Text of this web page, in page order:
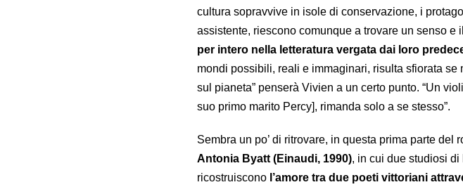
cultura sopravvive in isole di conservazione, i
assistente, riescono comunque a trovare un senso e
per intero nella letteratura vergata dai loro
mondi possibili, reali e immaginari, risulta sfiorata
sul pianeta” penserà Vivien a un certo punto. “Un
suo primo marito Percy], rimanda solo a se stesso”.
Sembra un po’ di ritrovare, in questa prima parte del
Antonia Byatt (Einaudi, 1990), in cui due studiosi di
ricostruiscono l’amore tra due poeti vittoriani